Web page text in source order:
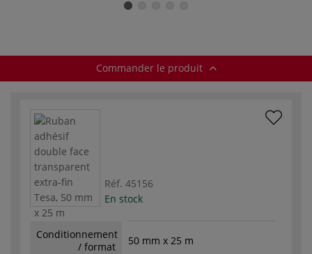
Commander le produit
Réf. 45156
En stock
Conditionnement
/ format
50 mm x 25 m